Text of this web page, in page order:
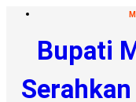
Bupati